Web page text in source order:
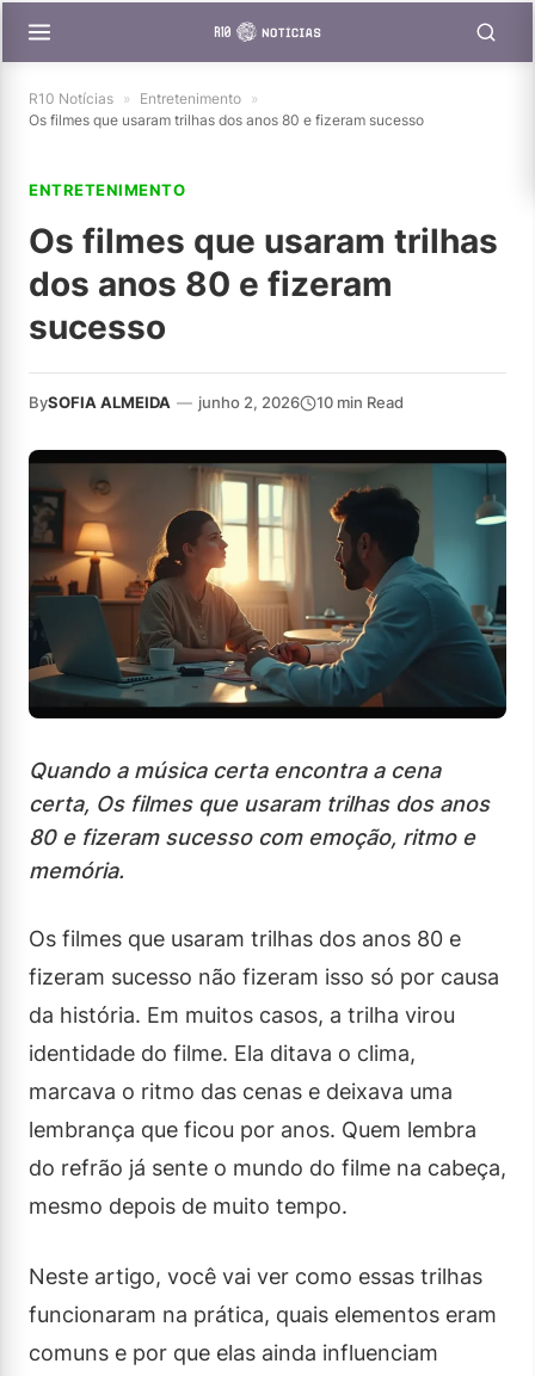
R10 Notícias » Entretenimento »
Os filmes que usaram trilhas dos anos 80 e fizeram sucesso
ENTRETENIMENTO
Os filmes que usaram trilhas
dos anos 80 e fizeram
sucesso
BySOFIA ALMEIDA — junho 2, 2026 10 min Read
Quando a música certa encontra a cena
certa, Os filmes que usaram trilhas dos anos
80 e fizeram sucesso com emoção, ritmo e
memória.
Os filmes que usaram trilhas dos anos 80 e
fizeram sucesso não fizeram isso só por causa
da história. Em muitos casos, a trilha virou
identidade do filme. Ela ditava o clima,
marcava o ritmo das cenas e deixava uma
lembrança que ficou por anos. Quem lembra
do refrão já sente o mundo do filme na cabeça,
mesmo depois de muito tempo.
Neste artigo, você vai ver como essas trilhas
funcionaram na prática, quais elementos eram
comuns e por que elas ainda influenciam